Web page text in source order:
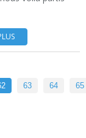
63 64 65